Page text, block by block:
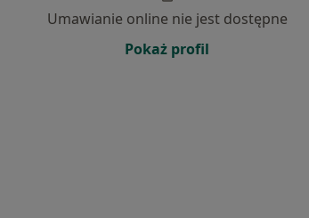
Umawianie online nie jest dostępne
Pokaż profil